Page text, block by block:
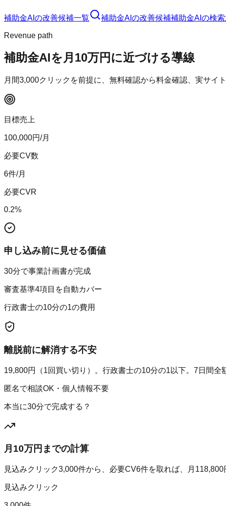
補助金AI の改善候補一覧 補助金AI の改善候補補助金AI の検
Revenue path
補助金AIを月10万円に近づける導線
月間3,000クリックを前提に、無料確認から料金確認、実サイ
目標売上
100,000円/月
必要CV数
6件/月
必要CVR
0.2%
申し込み前に見せる価値
30分で事業計画書が完成
審査基準4項目を自動カバー
行政書士の10分の1の費用
離脱前に解消する不安
19,800円（1回買い切り）。行政書士の10分の1以下。7日間全
匿名で相談OK・個人情報不要
本当に30分で完成する？
月10万円までの計算
見込みクリック3,000件から、必要CV6件を取れば、月 118,800
見込みクリック